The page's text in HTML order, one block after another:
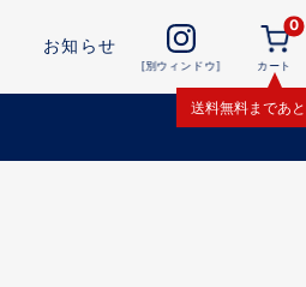
お知らせ
[別ウィンドウ]
0
カート
送料無料まであと